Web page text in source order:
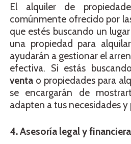
El alquiler de
comúnmente ofrecido por
que estés buscando un
una propiedad para
ayudarán a gestionar el
efectiva. Si estás buscando
venta o propiedades para
se encargarán de
adapten a tus necesidades y
4. Asesoría legal y financiera